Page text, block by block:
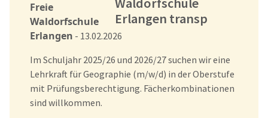
Freie
Waldorfschule
Erlangen - 13.02.2026
Im Schuljahr 2025/26 und 2026/27 suchen wir eine
Lehrkraft für Geographie (m/w/d) in der Oberstufe
mit Prüfungsberechtigung. Fächerkombinationen
sind willkommen.